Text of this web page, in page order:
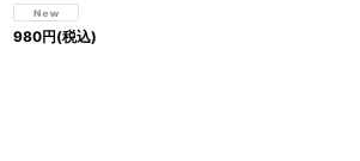
980円(税込)